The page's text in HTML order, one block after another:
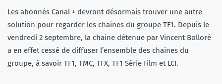
Les abonnés Canal + devront désormais trouver une autre
solution pour regarder les chaines du groupe TF1. Depuis le
vendredi 2 septembre, la chaine détenue par Vincent Bolloré
a en effet cessé de diffuser l’ensemble des chaines du
groupe, à savoir TF1, TMC, TFX, TF1 Série Film et LCI.